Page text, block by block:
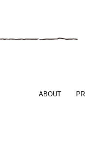
ABOUT